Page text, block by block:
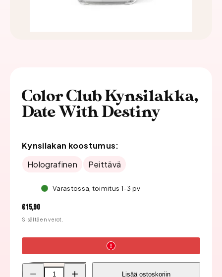
Color Club Kynsilakka,
Date With Destiny
Kynsilakan koostumus:
Holografinen
Peittävä
Varastossa, toimitus 1-3 pv
Hinta
€15,90
Sisältäen verot.
Pienennä
Color
Color
Lisää ostoskoriin